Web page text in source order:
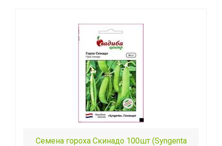
Семена гороха Скинадо 100шт (Syngenta